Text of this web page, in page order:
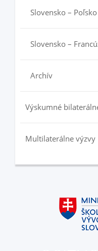
Slovensko –
Slovensko –
Archív
Výskumné
Multilaterálne výzvy